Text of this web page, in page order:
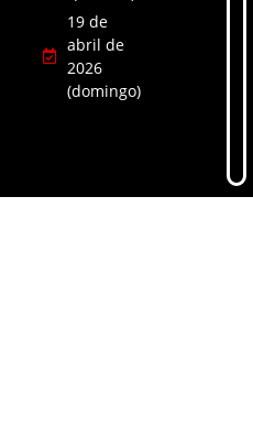
19 de
abril de
2026
(domingo)